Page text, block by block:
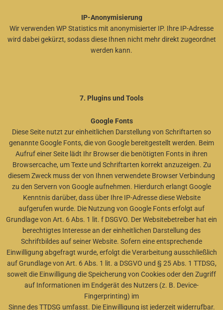
IP-Anonymisierung
Wir verwenden WP Statistics mit anonymisierter IP. Ihre IP-Adresse
wird dabei gekürzt, sodass diese Ihnen nicht mehr direkt zugeordnet
werden kann.
7. Plugins und Tools
Google Fonts
Diese Seite nutzt zur einheitlichen Darstellung von Schriftarten so
genannte Google Fonts, die von Google bereitgestellt werden. Beim
Aufruf einer Seite lädt Ihr Browser die benötigten Fonts in ihren
Browsercache, um Texte und Schriftarten korrekt anzuzeigen. Zu
diesem Zweck muss der von Ihnen verwendete Browser Verbindung
zu den Servern von Google aufnehmen. Hierdurch erlangt Google
Kenntnis darüber, dass über Ihre IP-Adresse diese Website
aufgerufen wurde. Die Nutzung von Google Fonts erfolgt auf
Grundlage von Art. 6 Abs. 1 lit. f DSGVO. Der Websitebetreiber hat ein
berechtigtes Interesse an der einheitlichen Darstellung des
Schriftbildes auf seiner Website. Sofern eine entsprechende
Einwilligung abgefragt wurde, erfolgt die Verarbeitung ausschließlich
auf Grundlage von Art. 6 Abs. 1 lit. a DSGVO und § 25 Abs. 1 TTDSG,
soweit die Einwilligung die Speicherung von Cookies oder den Zugriff
auf Informationen im Endgerät des Nutzers (z. B. Device-
Fingerprinting) im
Sinne des TTDSG umfasst. Die Einwilligung ist jederzeit widerrufbar.